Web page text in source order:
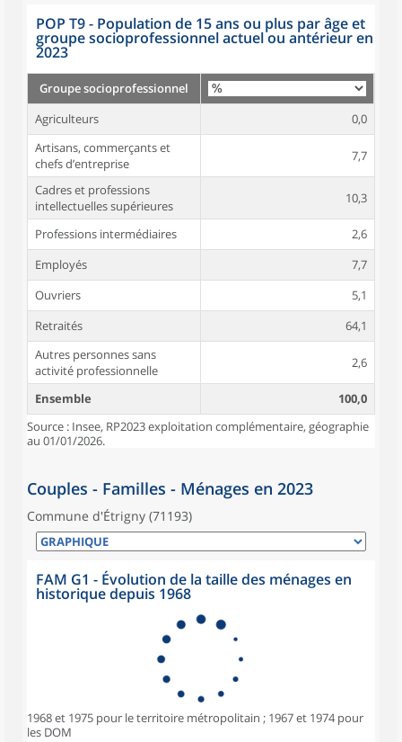
POP T9 - Population de 15 ans ou plus par âge et
groupe socioprofessionnel actuel ou antérieur en
2023
Groupe socioprofessionnel
Agriculteurs
0,0
Artisans, commerçants et
chefs d’entreprise
7,7
Cadres et professions
intellectuelles supérieures
10,3
Professions intermédiaires
2,6
Employés
7,7
Ouvriers
5,1
Retraités
64,1
Autres personnes sans
activité professionnelle
2,6
Ensemble
100,0
Source : Insee, RP2023 exploitation complémentaire, géographie
au 01/01/2026.
Couples - Familles - Ménages en 2023
Commune d'Étrigny (71193)
FAM G1 - Évolution de la taille des ménages en
historique depuis 1968
1968 et 1975 pour le territoire métropolitain ; 1967 et 1974 pour
les DOM